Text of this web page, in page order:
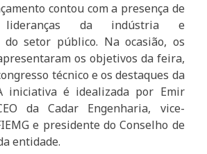
contou com a presença de
lideranças da indústria e
do setor público. Na ocasião, os
os objetivos da feira,
técnico e os destaques da
iniciativa é idealizada por Emir
da Cadar Engenharia, vice-
e presidente do Conselho de
entidade.